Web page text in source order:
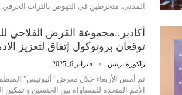
المدني، منخرطين في النهوض بالتراث الحرفي
أكادير..مجموعة القرض الفلاحي
توقعان بروتوكول إتفاق لتعزيز
زاكورة بريس فبراير 6, 2025
تم أمس الأربعاء خلال معرض "أليوتيس" المنظم
الأمم المتحدة للمساواة بين الجنسين و تمكين